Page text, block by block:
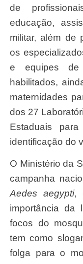
de
educação,
militar, além de
os
e equipes de
habilitados,
maternidades
dos 27
Estaduais
identificação do
O Ministério da Saúde lançou, recentemente, a
campanha
Aedes aegypti,
importância da
focos do
tem como
folga para o